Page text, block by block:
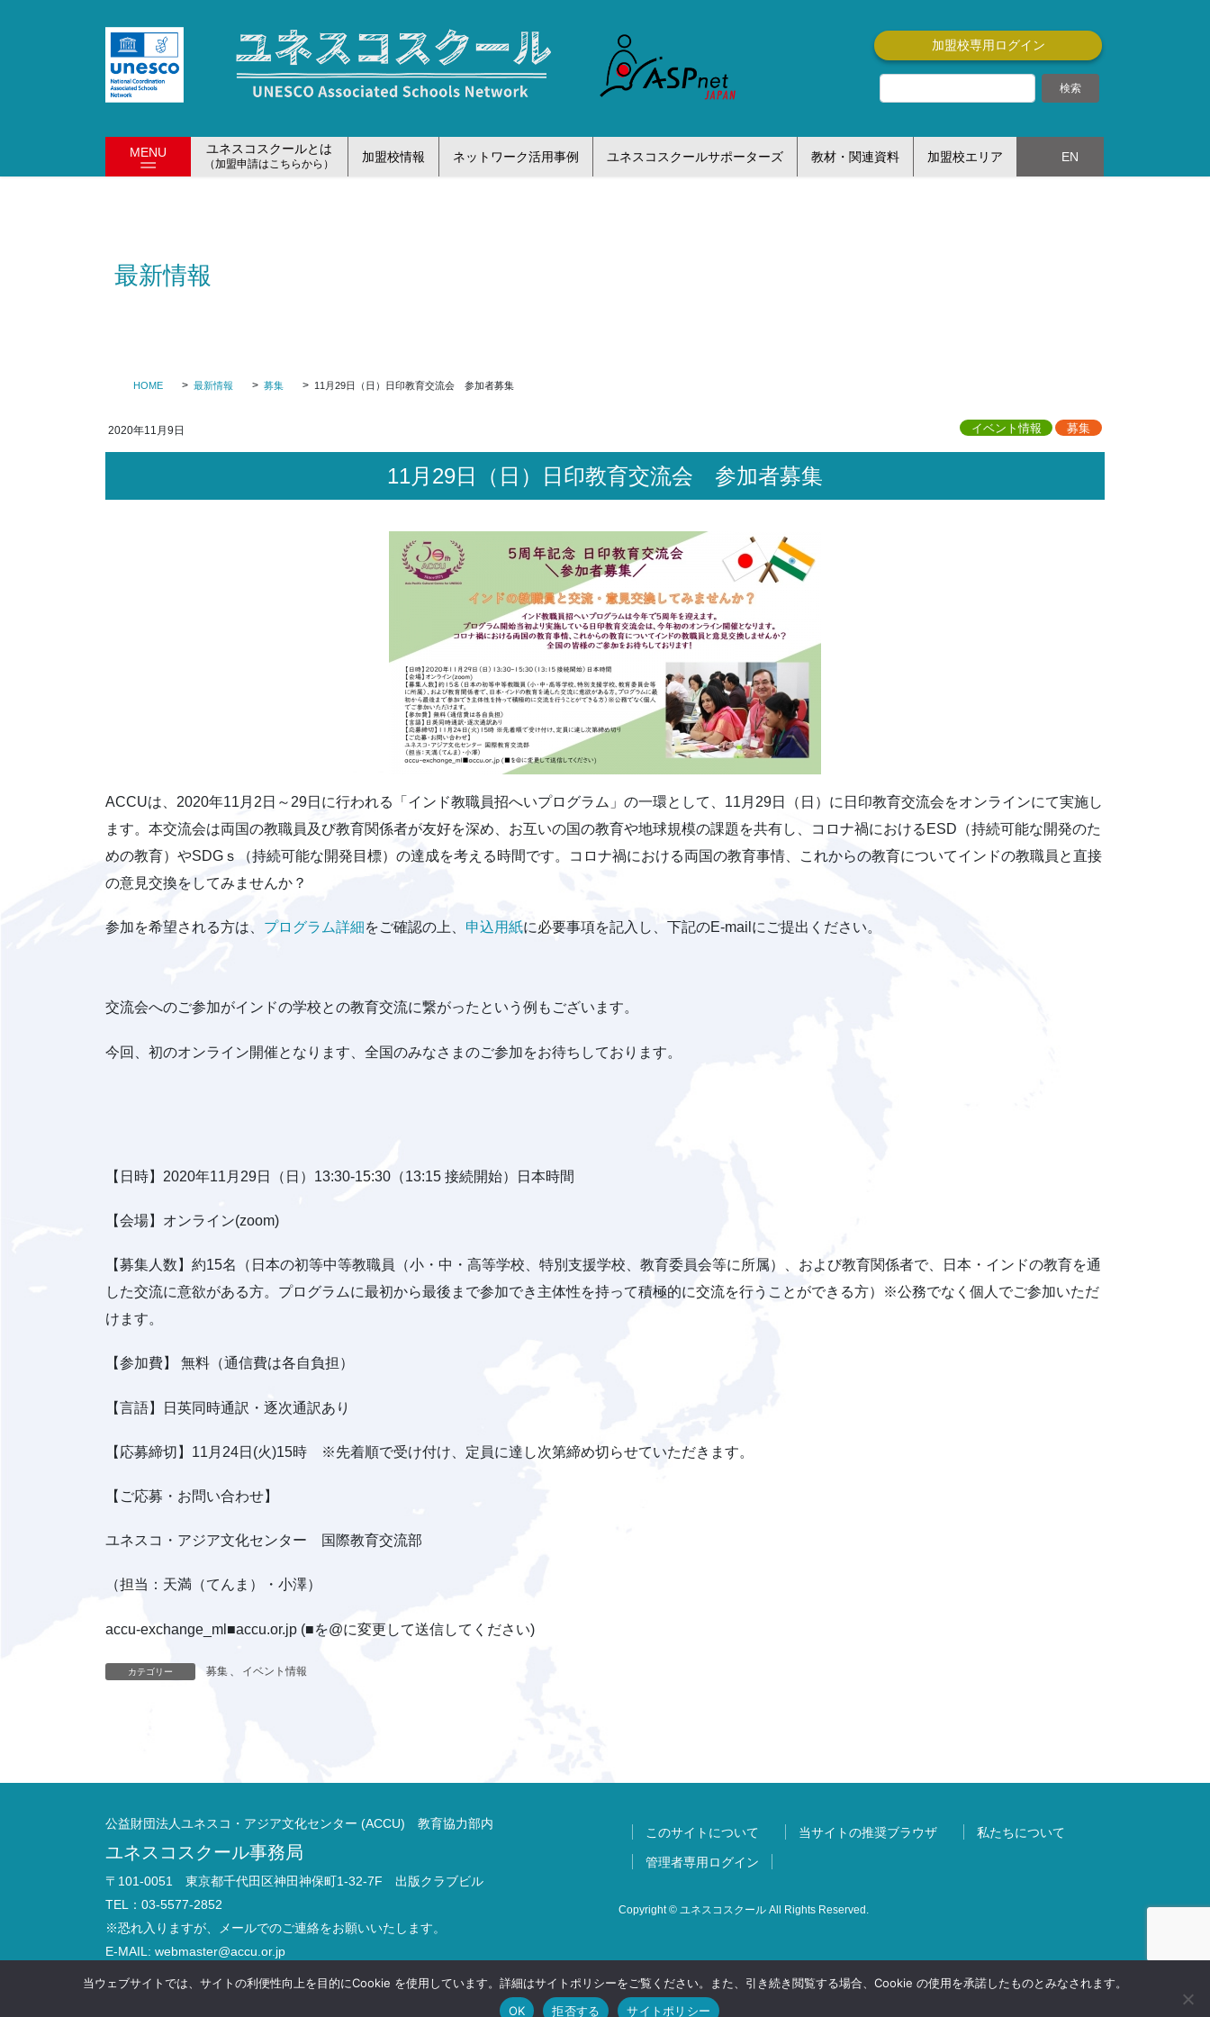
加盟校専用ログイン
MENU ユネスコスクールとは
（加盟申請はこちらから）
加盟校情報 ネットワーク活用事例 ユネスコスクールサポーターズ 教材・関連資料 加盟校エリア EN
最新情報
HOME 最新情報 募集 11月29日（日）日印教育交流会 参加者募集
2020年11月9日 募集
イベント情報
11月29日（日）日印教育交流会 参加者募集
ACCUは、2020年11月2日～29日に行われる「インド教職員招へいプログラム」の一環として、11月29日（日）に日印教育交流会をオンラインにて実施し
ます。本交流会は両国の教職員及び教育関係者が友好を深め、お互いの国の教育や地球規模の課題を共有し、コロナ禍におけるESD（持続可能な開発のた
めの教育）やSDGｓ（持続可能な開発目標）の達成を考える時間です。コロナ禍における両国の教育事情、これからの教育についてインドの教職員と直接
の意見交換をしてみませんか？
参加を希望される方は、 プログラム詳細をご確認の上、 申込用紙に必要事項を記入し、下記のE-mailにご提出ください。
交流会へのご参加がインドの学校との教育交流に繋がったという例もございます。
今回、初のオンライン開催となります、全国のみなさまのご参加をお待ちしております。
【日時】2020年11月29日（日）13:30-15:30（13:15 接続開始）日本時間
【会場】オンライン(zoom)
【募集人数】約15名（日本の初等中等教職員（小・中・高等学校、特別支援学校、教育委員会等に所属）、および教育関係者で、日本・インドの教育を通
した交流に意欲がある方。プログラムに最初から最後まで参加でき主体性を持って積極的に交流を行うことができる方）※公務でなく個人でご参加いただ
けます。
【参加費】 無料（通信費は各自負担）
【言語】日英同時通訳・逐次通訳あり
【応募締切】11月24日(火)15時 ※先着順で受け付け、定員に達し次第締め切らせていただきます。
【ご応募・お問い合わせ】
ユネスコ・アジア文化センター 国際教育交流部
（担当：天満（てんま）・小澤）
accu-exchange_ml■accu.or.jp (■を@に変更して送信してください)
カテゴリー 募集 イベント情報
公益財団法人ユネスコ・アジア文化センター (ACCU) 教育協力部内
ユネスコスクール事務局
〒101-0051 東京都千代田区神田神保町1-32-7F 出版クラブビル
TEL：03-5577-2852
※恐れ入りますが、メールでのご連絡をお願いいたします。
E-MAIL: webmaster@accu.or.jp
お問い合わせ
このサイトについて 当サイトの推奨ブラウザ 私たちについて
管理者専用ログイン
Copyright © ユネスコスクール All Rights Reserved.
当ウェブサイトでは、サイトの利便性向上を目的にCookie を使用しています。詳細はサイトポリシーをご覧ください。また、引き続き閲覧する場合、Cookie の使用を承諾したものとみなされます。
OK
拒否する サイトポリシー